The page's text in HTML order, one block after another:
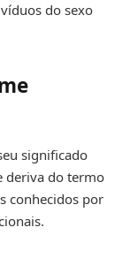
do sexo
significado
deriva do termo
conhecidos por